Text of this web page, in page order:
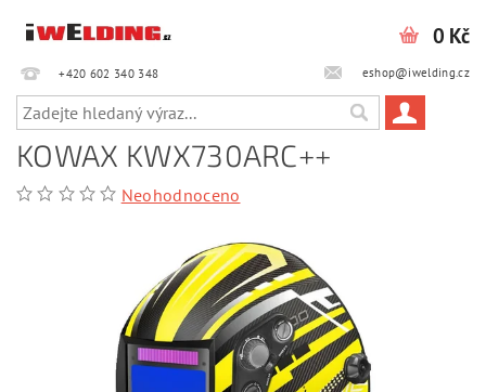
+420 602 340 348‎‎ eshop@iwelding.cz
0 Kč
KOWAX KWX730ARC++
Neohodnoceno